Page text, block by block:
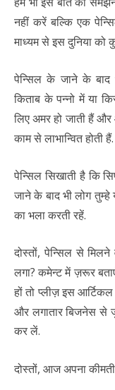
नहीं करें बल्कि एक
माध्यम से इस दुनिया
पेन्सिल के जाने के बाद
किताब के पन्नो में या
लिए अमर हो जाती हैं
काम से लाभान्वित होती हैं.
पेन्सिल सिखाती है कि
जाने के बाद भी लोग तुम्हे
का भला करती रहें.
दोस्तों, पेन्सिल से
लगा? कमेन्ट में ज़रूर
हों तो प्लीज़ इस
और लगातार बिजनेस से
कर लें.
दोस्तों, आज अपना